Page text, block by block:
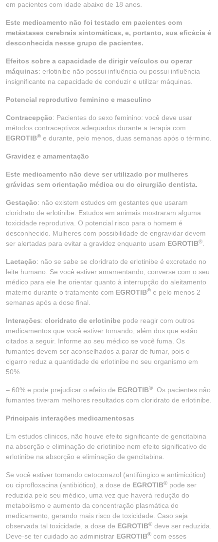
em pacientes com idade abaixo de 18 anos.
Este medicamento não foi testado em pacientes com
metástases cerebrais sintomáticas, e, portanto, sua eficácia é
desconhecida nesse grupo de pacientes.
Efeitos sobre a capacidade de dirigir veículos ou operar
máquinas: erlotinibe não possui influência ou possui influência
insignificante na capacidade de conduzir e utilizar máquinas.
Potencial reprodutivo feminino e masculino
Contracepção: Pacientes do sexo feminino: você deve usar
métodos contraceptivos adequados durante a terapia com
EGROTIB® e durante, pelo menos, duas semanas após o término.
Gravidez e amamentação
Este medicamento não deve ser utilizado por mulheres
grávidas sem orientação médica ou do cirurgião dentista.
Gestação: não existem estudos em gestantes que usaram
cloridrato de erlotinibe. Estudos em animais mostraram alguma
toxicidade reprodutiva. O potencial risco para o homem é
desconhecido. Mulheres com possibilidade de engravidar devem
ser alertadas para evitar a gravidez enquanto usam EGROTIB®
Lactação: não se sabe se cloridrato de erlotinibe é excretado no
leite humano. Se você estiver amamentando, converse com o seu
médico para ele lhe orientar quanto à interrupção do aleitamento
materno durante o tratamento com EGROTIB® e pelo menos 2
semanas após a dose final.
Interações: cloridrato de erlotinibe pode reagir com outros
medicamentos que você estiver tomando, além dos que estão
citados a seguir. Informe ao seu médico se você fuma. Os
fumantes devem ser aconselhados a parar de fumar, pois o
cigarro reduz a quantidade de erlotinibe no seu organismo em
50%
– 60% e pode prejudicar o efeito de EGROTIB®
. Os pacientes não
fumantes tiveram melhores resultados com cloridrato de erlotinibe.
Principais interações medicamentosas
Em estudos clínicos, não houve efeito significante de gencitabina
na absorção e eliminação de erlotinibe nem efeito significativo de
erlotinibe na absorção e eliminação de gencitabina.
Se você estiver tomando cetoconazol (antifúngico e antimicótico)
ou ciprofloxacina (antibiótico), a dose de EGROTIB® pode ser
reduzida pelo seu médico, uma vez que haverá redução do
metabolismo e aumento da concentração plasmática do
medicamento, gerando mais risco de toxicidade. Caso seja
observada tal toxicidade, a dose de EGROTIB® deve ser reduzida.
Deve-se ter cuidado ao administrar EGROTIB® com esses